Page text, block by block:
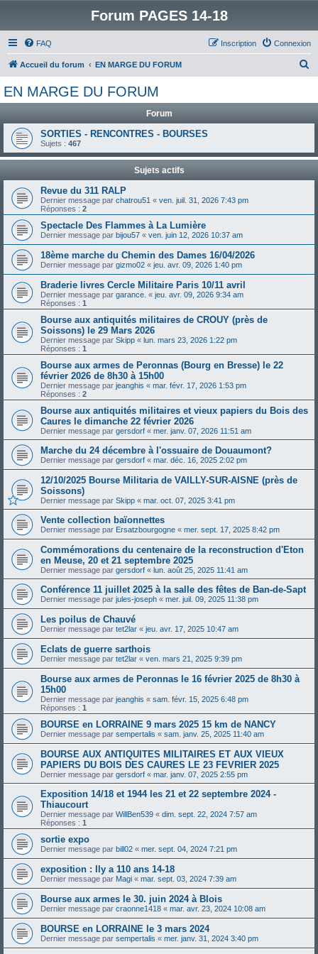
Forum PAGES 14-18
FAQ Connexion
Inscription
Accueil du forum EN MARGE DU FORUM
h
r
EN MARGE DU FORUM
Forum
SORTIES - RENCONTRES - BOURSES
Sujets : 467
Sujets actifs
Revue du 311 RALP
Dernier message par chatrou51 « ven. juil. 31, 2026 7:43 pm
Réponses : 2
Spectacle Des Flammes à La Lumière
Dernier message par bijou57 « ven. juin 12, 2026 10:37 am
18ème marche du Chemin des Dames 16/04/2026
Dernier message par gizmo02 « jeu. avr. 09, 2026 1:40 pm
Braderie livres Cercle Militaire Paris 10/11 avril
Dernier message par garance. « jeu. avr. 09, 2026 9:34 am
Réponses : 1
Bourse aux antiquités militaires de CROUY (près de
Soissons) le 29 Mars 2026
Dernier message par Skipp « lun. mars 23, 2026 1:22 pm
Réponses : 1
Bourse aux armes de Peronnas (Bourg en Bresse) le 22
février 2026 de 8h30 à 15h00
Dernier message par jeanghis « mar. févr. 17, 2026 1:53 pm
Réponses : 2
Bourse aux antiquités militaires et vieux papiers du Bois des
Caures le dimanche 22 février 2026
Dernier message par gersdorf « mer. janv. 07, 2026 11:51 am
Marche du 24 décembre à l'ossuaire de Douaumont?
Dernier message par gersdorf « mar. déc. 16, 2025 2:02 pm
12/10/2025 Bourse Militaria de VAILLY-SUR-AISNE (près de
Soissons)
Dernier message par Skipp « mar. oct. 07, 2025 3:41 pm
Vente collection baïonnettes
Dernier message par Ersatzbourgogne « mer. sept. 17, 2025 8:42 pm
Commémorations du centenaire de la reconstruction d'Eton
en Meuse, 20 et 21 septembre 2025
Dernier message par gersdorf « lun. août 25, 2025 11:41 am
Conférence 11 juillet 2025 à la salle des fêtes de Ban-de-Sapt
Dernier message par jules-joseph « mer. juil. 09, 2025 11:38 pm
Les poilus de Chauvé
Dernier message par tet2lar « jeu. avr. 17, 2025 10:47 am
Eclats de guerre sarthois
Dernier message par tet2lar « ven. mars 21, 2025 9:39 pm
Bourse aux armes de Peronnas le 16 février 2025 de 8h30 à
15h00
Dernier message par jeanghis « sam. févr. 15, 2025 6:48 pm
Réponses : 1
BOURSE en LORRAINE 9 mars 2025 15 km de NANCY
Dernier message par sempertalis « sam. janv. 25, 2025 11:40 am
BOURSE AUX ANTIQUITES MILITAIRES ET AUX VIEUX
PAPIERS DU BOIS DES CAURES LE 23 FEVRIER 2025
Dernier message par gersdorf « mar. janv. 07, 2025 2:55 pm
Exposition 14/18 et 1944 les 21 et 22 septembre 2024 -
Thiaucourt
Dernier message par WillBen539 « dim. sept. 22, 2024 7:57 am
Réponses : 1
sortie expo
Dernier message par bill02 « mer. sept. 04, 2024 7:21 pm
exposition : Ily a 110 ans 14-18
Dernier message par Magi « mar. sept. 03, 2024 7:39 am
Bourse aux armes le 30. juin 2024 à Blois
Dernier message par craonne1418 « mar. avr. 23, 2024 10:08 am
BOURSE en LORRAINE le 3 mars 2024
Dernier message par sempertalis « mer. janv. 31, 2024 3:40 pm